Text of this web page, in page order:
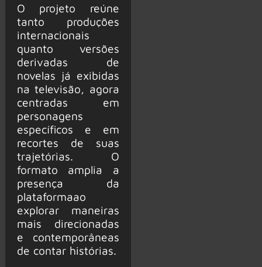
O projeto reúne
tanto produções
internacionais
quanto versões
derivadas de
novelas já exibidas
na televisão, agora
centradas em
personagens
específicos e em
recortes de suas
trajetórias. O
formato amplia a
presença da
plataformaao
explorar maneiras
mais direcionadas
e contemporâneas
de contar histórias.